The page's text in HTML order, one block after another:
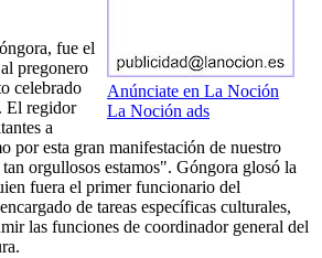
Anúnciate en La Noción
La Noción ads
fue el
pregonero
celebrado
El regidor
a
por esta gran manifestación de nuestro
orgullosos estamos". Góngora glosó la
fuera el primer funcionario del
de tareas específicas culturales,
las funciones de coordinador general del